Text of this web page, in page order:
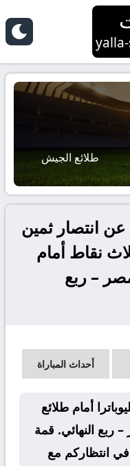
طلائع الجيش
عن انتصار ثمين
نقاط أمام
– ربع
أحداث المباراة
أمام طلائع
النهائي. قمة
في انتظاركم مع